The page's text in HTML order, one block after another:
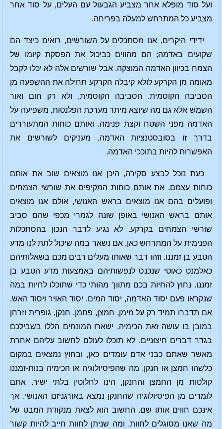
ועל סוד מופלא אחר מצביע הגבעול עם העלים, על סוד אחר
מצביע כל המתרחש למעלה בפריחה.
ידידי היקרים, אנו מסתכלים על השורשים, רואים כיצד הם
שקועים באדמה; הם מהווים כביכול את הפסקת קיומו של
הצמח בכיוון האדמה המוצקה. אבל שורשים אלה לא יכלו לקבל
מאומה מן הקרקע לולא קיבלה הקרקע תחילה את ההשפעה מן
הסביבה הקוסמית. הסביבה הקוסמית, ולא רק חום ואור
השמש אלא גם מה שיוצא מיתר מערכת הפלנטות, משפיעה על
האדמה מפני השטח וקצת פנימה. ואותם כוחות המתעוררים
בדרך זו בסובסטנציות האדמה, מעניקים לשורשים את
האפשרות להיות בתוככי האדמה.
כעת נוכל לבצע סקירה, היכן אנו מוצאים שוב את אותם
כוחות עצמם. את אותם כוחות המקיפים את שורשי הצמחים
ופועלים בהם אנו מוצאים בראש האנושי, אולם אנו מוצאים
אותם בראש האנושי באופן שונה לגמרי מכפי שהם סביב
שורשי הצמחים בקרקע. לא נגיע לדבר הנכון בהסתכלות
הפנימית על המתרחש כאן, אם נשאר במה שיכול לתת לנו מדע
הטבע בן זמננו. וזהו דבר שאותו מעלים רבים מכם בשאלותיהם
כאלמנט כאוטי שנכנס לנפשותיהם באמצעות מדע הטבע בן
זמננו. נחוץ להחיות בכם מתווך מהותי כדי שתוכלו לחיות במה
שנקראו פעם יסוד האדמה, יסוד המים, יסוד האויר ויסוד האש.
אם תדברו תמיד רק על מימן, חמצן, פחמן, חנקן, גופרית וזרחן
במובן בו עושה זאת הכימיה, ישארו המונחים הללו בשבילכם
בגדר דברים חיצוניים. לא תוכלו לעולם לחשוב עליהם אחרת
מאשר שאתם כבני אדם עומדים כאן, ובחוץ נמצאים במקום
כלשהו חמצן או חנקן. מה שהפיסיולוגיה או הכימיה בנות-זמננו
קולטות מן החמצן והחנקן, הינו לחלוטין בלתי ישיר. אתם
לומדים מן הפיסיולוגיה שהחנקן נמצא באורגניזם האנושי. אך
אינכם חווים אותו שם. החשוב הוא לצאת מנקודת המבט של
מה שאנו מסוגלים לחוות. ומה שניתן לחוות חייב להיות קשור